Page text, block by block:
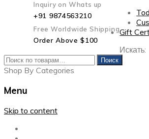
Inquiry on Whats up
+91 9874563210
Free Worldwide Shipping
Order Above $100
Gift
Искать:
Поиск
Shop By Categories
Menu
Skip to content